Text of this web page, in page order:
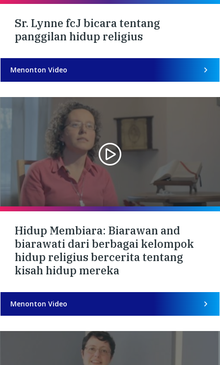
Sr. Lynne fcJ bicara tentang
panggilan hidup religius
Menonton Video
Hidup Membiara: Biarawan and
biarawati dari berbagai kelompok
hidup religius bercerita tentang
kisah hidup mereka
Menonton Video